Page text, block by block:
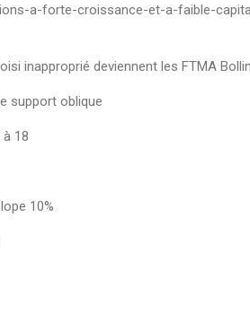
a-forte-croissance-et-a-faible-
inapproprié deviennent les FTMA
support oblique
18
10%